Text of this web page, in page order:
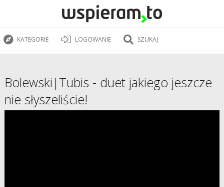
KATEGORIE LOGOWANIE SZUKAJ
Bolewski|Tubis - duet jakiego jeszcze
nie słyszeliście!